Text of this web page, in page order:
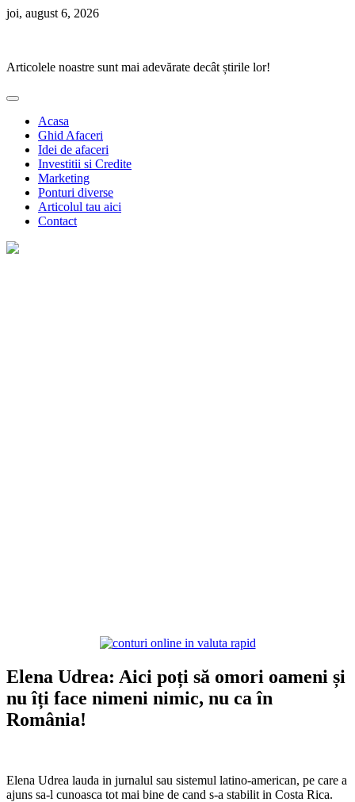
Skip
joi, august 6, 2026
Articolele noastre sunt mai adevărate decât știrile lor!
Acasa
Ghid Afaceri
Idei de afaceri
Investitii si Credite
Marketing
Ponturi diverse
Articolul tau aici
Contact
Elena Udrea: Aici poți să omori oameni și
nu îți face nimeni nimic, nu ca în
România!
Elena Udrea lauda in jurnalul sau sistemul latino-american, pe care a
ajuns sa-l cunoasca tot mai bine de cand s-a stabilit in Costa Rica.